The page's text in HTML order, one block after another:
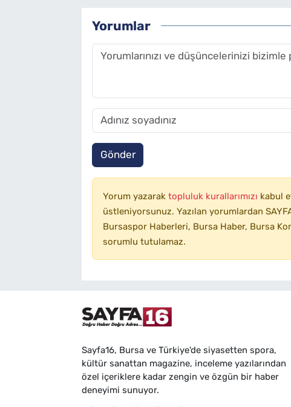
Yorumlar
Gönder
Yorum yazarak topluluk kurallarımızı kabul
üstleniyorsunuz. Yazılan yorumlardan
Bursaspor Haberleri, Bursa Haber, Bursa
sorumlu tutulamaz.
Sayfa16, Bursa ve Türkiye'de siyasetten spora,
kültür sanattan magazine, inceleme yazılarından
özel içeriklere kadar zengin ve özgün bir haber
deneyimi sunuyor.